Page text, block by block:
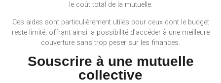
le coût total de la mutuelle.
Ces aides sont particulièrement utiles pour ceux dont le budget
reste limité, offrant ainsi la possibilité d’accéder à une meilleure
couverture sans trop peser sur les finances.
Souscrire à une mutuelle
collective